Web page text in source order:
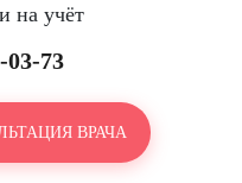
на учёт
03-73
ВРАЧА